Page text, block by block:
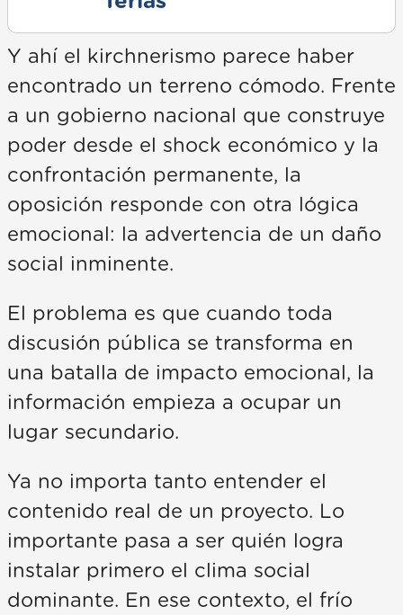
Y ahí el kirchnerismo parece haber
encontrado un terreno cómodo. Frente
a un gobierno nacional que construye
poder desde el shock económico y la
confrontación permanente, la
oposición responde con otra lógica
emocional: la advertencia de un daño
social inminente.
El problema es que cuando toda
discusión pública se transforma en
una batalla de impacto emocional, la
información empieza a ocupar un
lugar secundario.
Ya no importa tanto entender el
contenido real de un proyecto. Lo
importante pasa a ser quién logra
instalar primero el clima social
dominante. En ese contexto, el frío